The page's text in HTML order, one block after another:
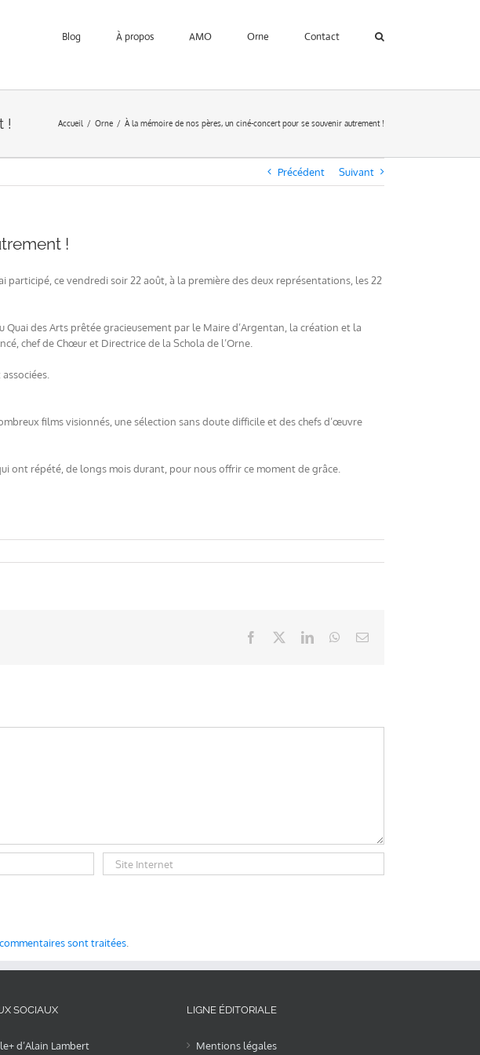
Blog À propos AMO Orne Contact
! Accueil Orne À la mémoire de nos pères, un ciné-concert pour se souvenir autrement !
Précédent Suivant
!
ce vendredi soir 22 août, à la première des deux représentations, les 22
des Arts prêtée gracieusement par le Maire d’Argentan, la création et la
chef de Chœur et Directrice de la Schola de l’Orne.
films visionnés, une sélection sans doute difficile et des chefs d’œuvre
ont répété, de longs mois durant, pour nous offrir ce moment de grâce.
Facebook LinkedInWhatsApp
Email
sont traitées
SOCIAUX
d’Alain Lambert
LIGNE ÉDITORIALE
Mentions légales